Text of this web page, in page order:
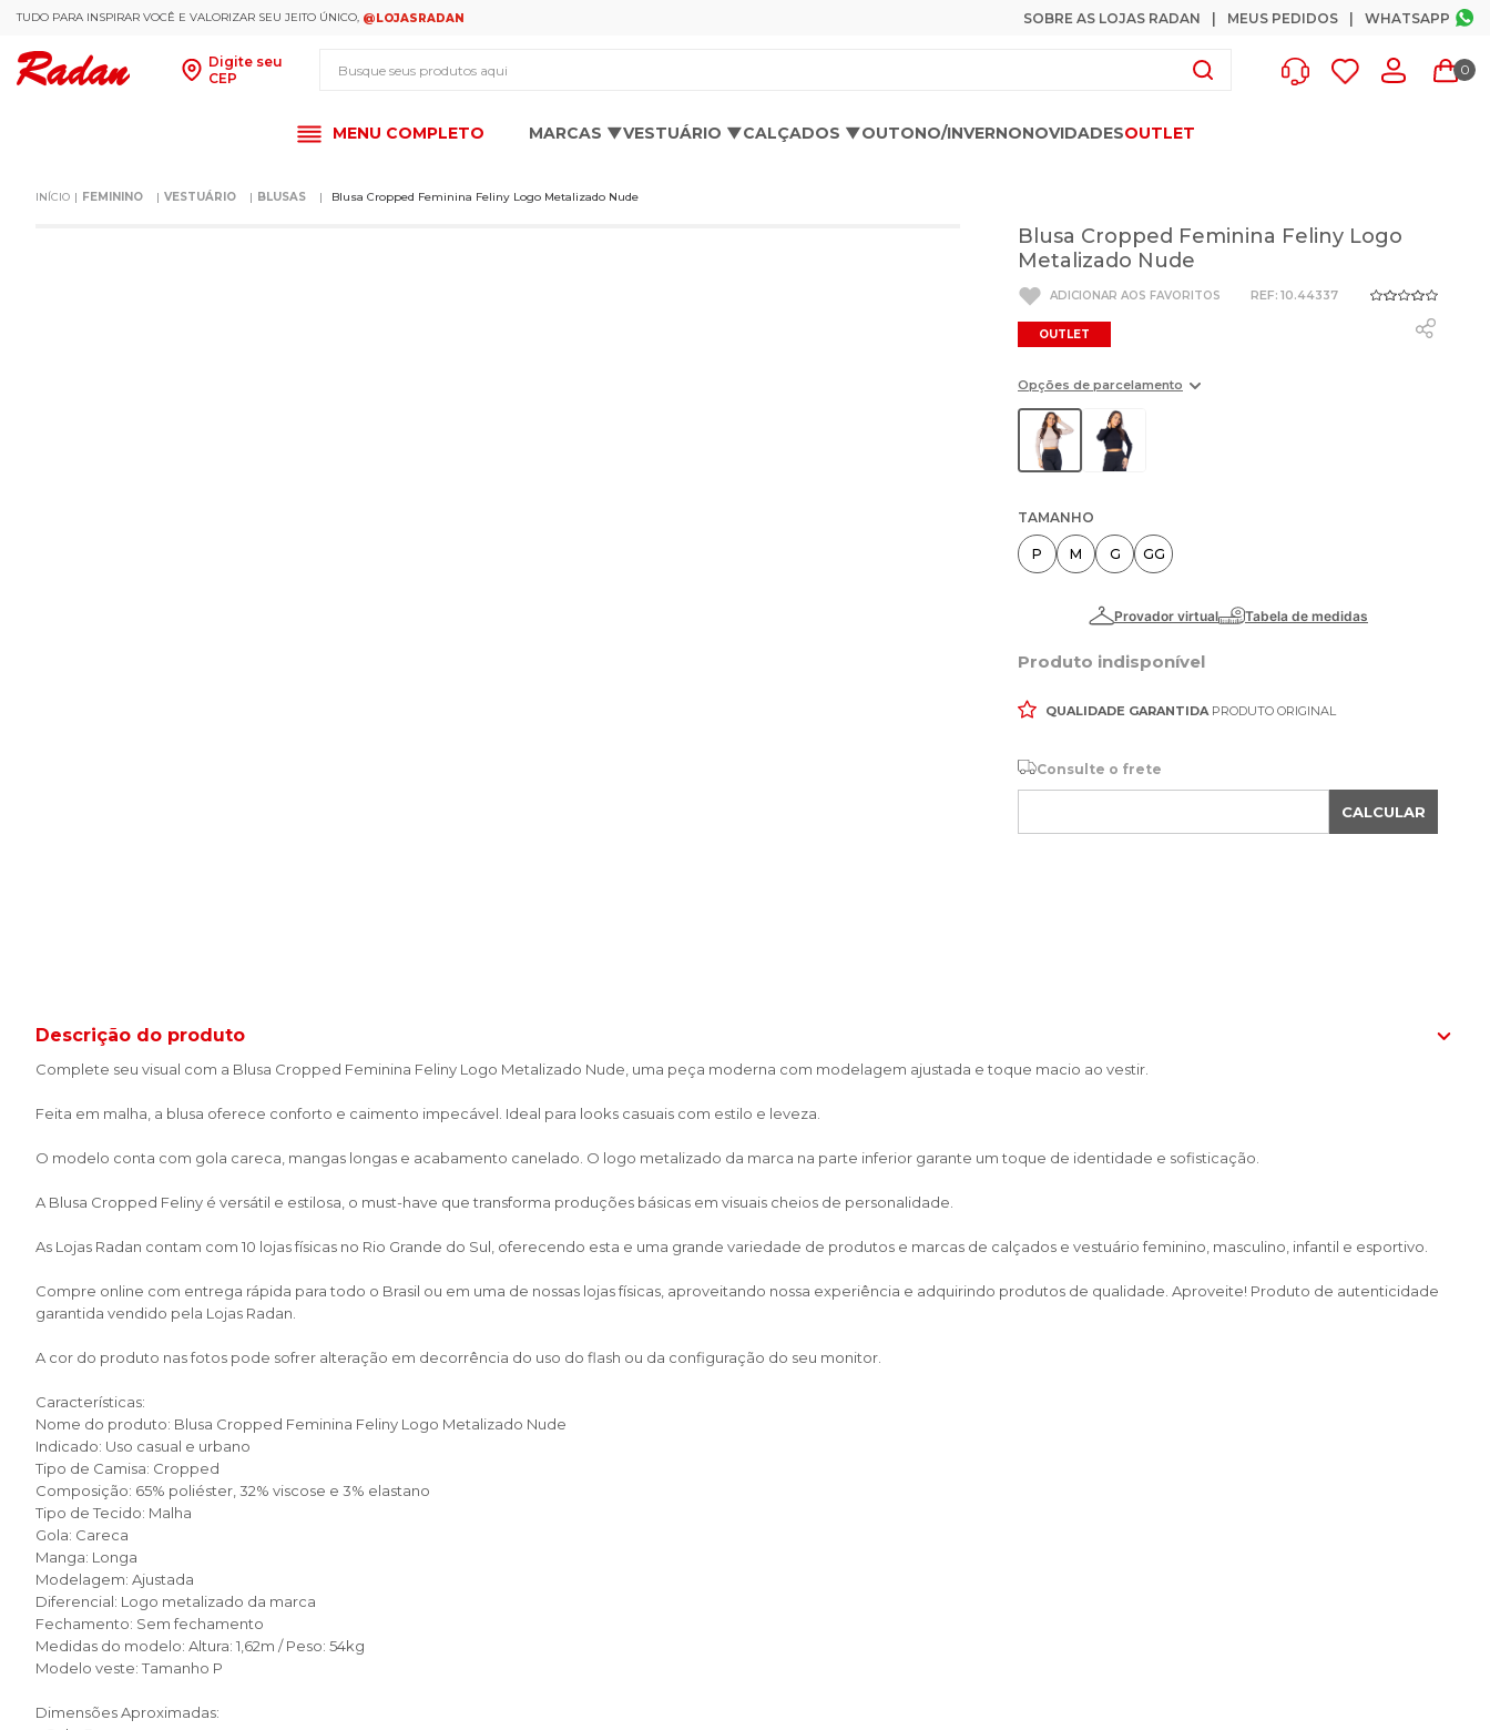
TUDO PARA INSPIRAR VOCÊ E VALORIZAR SEU JEITO ÚNICO, @LOJASRADAN SOBRE AS LOJAS RADAN MEUS PEDIDOS WHATSAPP
Digite seu
CEP
0
MENU COMPLETO MARCAS ▼VESTUÁRIO ▼CALÇADOS ▼OUTONO/INVERNONOVIDADESOUTLET
FEMININO VESTUÁRIO BLUSAS Blusa Cropped Feminina Feliny Logo Metalizado Nude
Blusa Cropped Feminina Feliny Logo
Metalizado Nude
: 10.44337
OUTLET
Opções de parcelamento
TAMANHO
P M G GG
Produto indisponível
QUALIDADE GARANTIDAPRODUTO ORIGINAL
Consulte o frete
CALCULAR
Descrição do produto
Complete seu visual com a Blusa Cropped Feminina Feliny Logo Metalizado Nude, uma peça moderna com modelagem ajustada e toque macio ao vestir.
Feita em malha, a blusa oferece conforto e caimento impecável. Ideal para looks casuais com estilo e leveza.
O modelo conta com gola careca, mangas longas e acabamento canelado. O logo metalizado da marca na parte inferior garante um toque de identidade e sofisticação.
A Blusa Cropped Feliny é versátil e estilosa, o must-have que transforma produções básicas em visuais cheios de personalidade.
As Lojas Radan contam com 10 lojas físicas no Rio Grande do Sul, oferecendo esta e uma grande variedade de produtos e marcas de calçados e vestuário feminino, masculino, infantil e esportivo.
Compre online com entrega rápida para todo o Brasil ou em uma de nossas lojas físicas, aproveitando nossa experiência e adquirindo produtos de qualidade. Aproveite! Produto de autenticidade
garantida vendido pela Lojas Radan.
A cor do produto nas fotos pode sofrer alteração em decorrência do uso do flash ou da configuração do seu monitor.
Características:
Nome do produto: Blusa Cropped Feminina Feliny Logo Metalizado Nude
Indicado: Uso casual e urbano
Tipo de Camisa: Cropped
Composição: 65% poliéster, 32% viscose e 3% elastano
Tipo de Tecido: Malha
Gola: Careca
Manga: Longa
Modelagem: Ajustada
Diferencial: Logo metalizado da marca
Fechamento: Sem fechamento
Medidas do modelo: Altura: 1,62m / Peso: 54kg
Modelo veste: Tamanho P
Dimensões Aproximadas: